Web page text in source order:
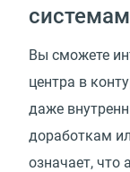
Вы сможете
центра в
даже
доработкам
означает, что